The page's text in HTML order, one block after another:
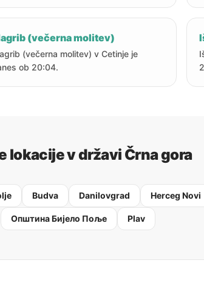
(večerna molitev)
(večerna molitev) v Cetinje je
ob 20:04.
lokacije v državi Črna gora
Budva Danilovgrad Herceg Novi
Oпштина Бијело Поље Plav